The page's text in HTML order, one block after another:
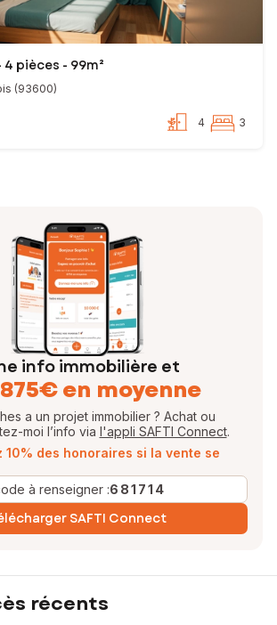
pièces - 99m²
(93600)
4 3
info immobilière et
en moyenne
a un projet immobilier ? Achat ou
moi l’info via l'appli SAFTI Connect.
10% des honoraires si la vente se
à renseigner :681714
SAFTI Connect
récents